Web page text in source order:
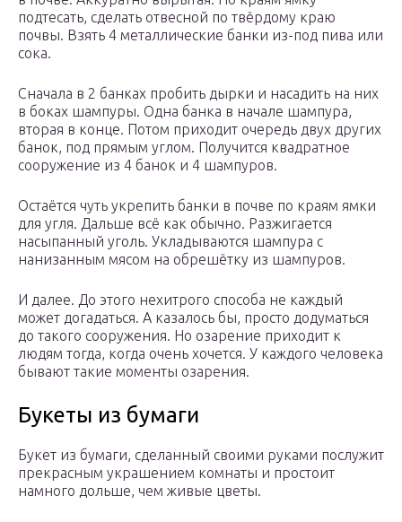
подтесать, сделать отвесной по твёрдому краю
почвы. Взять 4 металлические банки из-под пива или
сока.
Сначала в 2 банках пробить дырки и насадить на них
в боках шампуры. Одна банка в начале шампура,
вторая в конце. Потом приходит очередь двух других
банок, под прямым углом. Получится квадратное
сооружение из 4 банок и 4 шампуров.
Остаётся чуть укрепить банки в почве по краям ямки
для угля. Дальше всё как обычно. Разжигается
насыпанный уголь. Укладываются шампура с
нанизанным мясом на обрешётку из шампуров.
И далее. До этого нехитрого способа не каждый
может догадаться. А казалось бы, просто додуматься
до такого сооружения. Но озарение приходит к
людям тогда, когда очень хочется. У каждого человека
бывают такие моменты озарения.
Букеты из бумаги
Букет из бумаги, сделанный своими руками послужит
прекрасным украшением комнаты и простоит
намного дольше, чем живые цветы.